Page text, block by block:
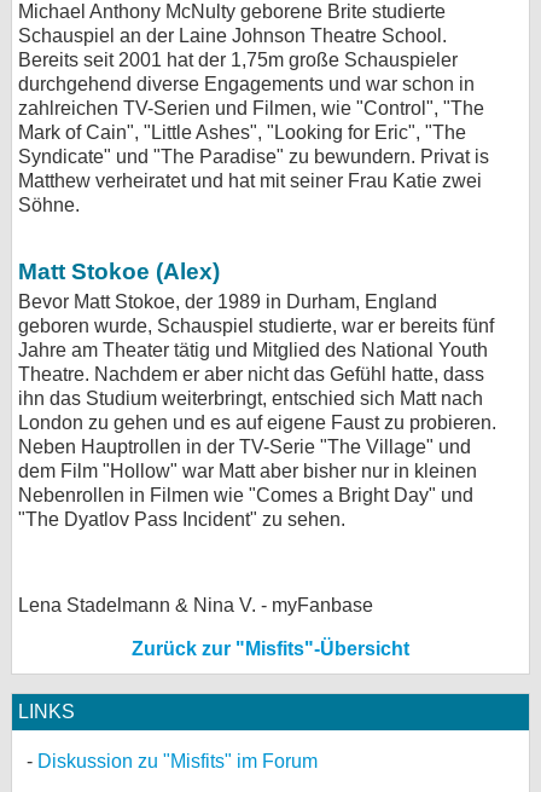
Michael Anthony McNulty geborene Brite studierte
Schauspiel an der Laine Johnson Theatre School.
Bereits seit 2001 hat der 1,75m große Schauspieler
durchgehend diverse Engagements und war schon in
zahlreichen TV-Serien und Filmen, wie "Control", "The
Mark of Cain", "Little Ashes", "Looking for Eric", "The
Syndicate" und "The Paradise" zu bewundern. Privat is
Matthew verheiratet und hat mit seiner Frau Katie zwei
Söhne.
Matt Stokoe (Alex)
Bevor Matt Stokoe, der 1989 in Durham, England
geboren wurde, Schauspiel studierte, war er bereits fünf
Jahre am Theater tätig und Mitglied des National Youth
Theatre. Nachdem er aber nicht das Gefühl hatte, dass
ihn das Studium weiterbringt, entschied sich Matt nach
London zu gehen und es auf eigene Faust zu probieren.
Neben Hauptrollen in der TV-Serie "The Village" und
dem Film "Hollow" war Matt aber bisher nur in kleinen
Nebenrollen in Filmen wie "Comes a Bright Day" und
"The Dyatlov Pass Incident" zu sehen.
Lena Stadelmann & Nina V. - myFanbase
Zurück zur "Misfits"-Übersicht
LINKS
Diskussion zu "Misfits" im Forum